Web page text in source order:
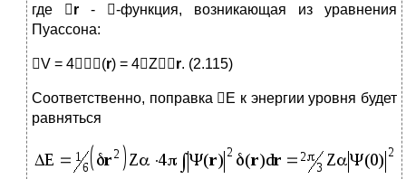
где r - -функция, возникающая из уравнения
Пуассона:
V = 4(r) = 4Zr. (2.115)
Соответственно, поправка E к энергии уровня будет
равняться